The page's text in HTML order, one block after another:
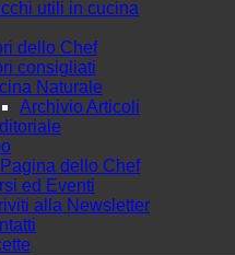
utili in cucina
dello Chef
consigliati
Naturale
Archivio Articoli
Pagina dello Chef
ed Eventi
alla Newsletter